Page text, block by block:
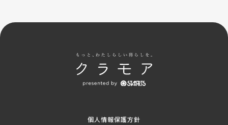
個人情報保護方針